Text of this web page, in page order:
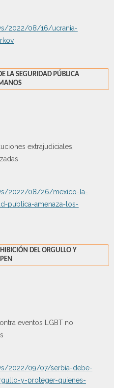
2022/08/16/ucrania-
LA SEGURIDAD PÚBLICA
extrajudiciales,
2022/08/26/mexico-la-
publica-amenaza-los-
DEL ORGULLO Y
eventos LGBT no
2022/09/07/serbia-debe-
y-proteger-quienes-